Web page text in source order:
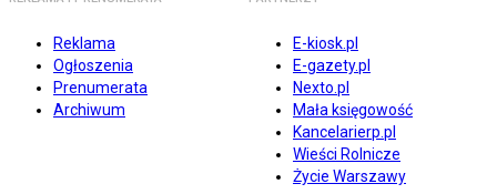
Reklama
Ogłoszenia
Prenumerata
Archiwum
E-kiosk.pl
E-gazety.pl
Nexto.pl
Mała księgowość
Kancelarierp.pl
Wieści Rolnicze
Życie Warszawy